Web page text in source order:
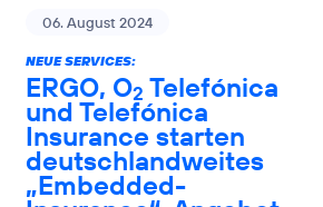
06. August 2024
NEUE SERVICES:
ERGO, O2 Telefónica
und Telefónica
Insurance starten
deutschlandweites
„Embedded-